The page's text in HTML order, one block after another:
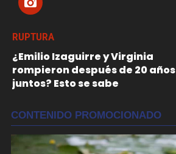
RUPTURA
¿Emilio Izaguirre y Virginia
rompieron después de 20 años
juntos? Esto se sabe